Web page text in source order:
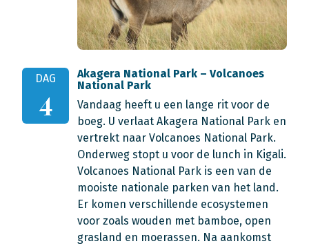
DAG
4
Akagera National Park – Volcanoes
National Park
Vandaag heeft u een lange rit voor de
boeg. U verlaat Akagera National Park en
vertrekt naar Volcanoes National Park.
Onderweg stopt u voor de lunch in Kigali.
Volcanoes National Park is een van de
mooiste nationale parken van het land.
Er komen verschillende ecosystemen
voor zoals wouden met bamboe, open
grasland en moerassen. Na aankomst